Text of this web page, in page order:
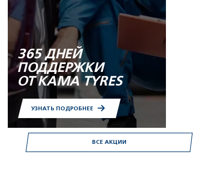
ВСЕ АКЦИИ
365 ДНЕЙ
ПОДДЕРЖКИ
ОТ KAMA TYRES
УЗНАТЬ ПОДРОБНЕЕ